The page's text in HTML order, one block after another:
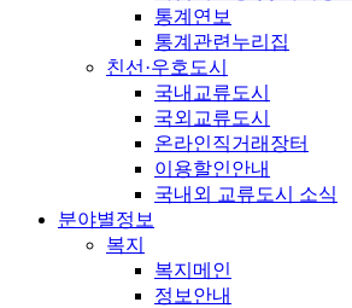
통계연보
통계관련누리집
친선·우호도시
국내교류도시
국외교류도시
온라인직거래장터
이용할인안내
국내외 교류도시 소식
분야별정보
복지
복지메인
정보안내